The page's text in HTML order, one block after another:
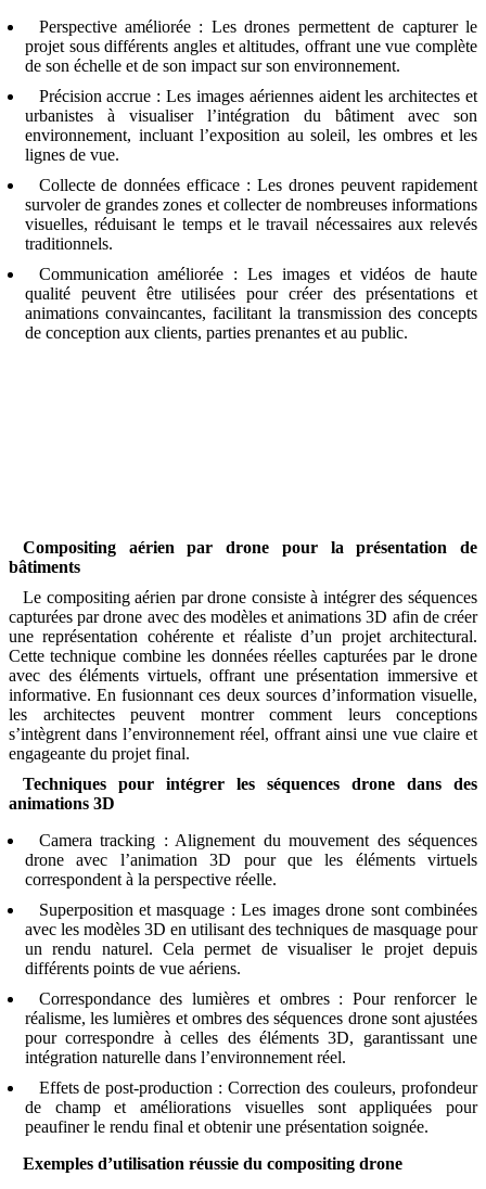
Perspective améliorée : Les drones permettent de capturer le
projet sous différents angles et altitudes, offrant une vue complète
de son échelle et de son impact sur son environnement.
Précision accrue : Les images aériennes aident les architectes et
urbanistes à visualiser l’intégration du bâtiment avec son
environnement, incluant l’exposition au soleil, les ombres et les
lignes de vue.
Collecte de données efficace : Les drones peuvent rapidement
survoler de grandes zones et collecter de nombreuses informations
visuelles, réduisant le temps et le travail nécessaires aux relevés
traditionnels.
Communication améliorée : Les images et vidéos de haute
qualité peuvent être utilisées pour créer des présentations et
animations convaincantes, facilitant la transmission des concepts
de conception aux clients, parties prenantes et au public.
Compositing aérien par drone pour la présentation de
bâtiments
Le compositing aérien par drone consiste à intégrer des séquences
capturées par drone avec des modèles et animations 3D afin de créer
une représentation cohérente et réaliste d’un projet architectural.
Cette technique combine les données réelles capturées par le drone
avec des éléments virtuels, offrant une présentation immersive et
informative. En fusionnant ces deux sources d’information visuelle,
les architectes peuvent montrer comment leurs conceptions
s’intègrent dans l’environnement réel, offrant ainsi une vue claire et
engageante du projet final.
Techniques pour intégrer les séquences drone dans des
animations 3D
Camera tracking : Alignement du mouvement des séquences
drone avec l’animation 3D pour que les éléments virtuels
correspondent à la perspective réelle.
Superposition et masquage : Les images drone sont combinées
avec les modèles 3D en utilisant des techniques de masquage pour
un rendu naturel. Cela permet de visualiser le projet depuis
différents points de vue aériens.
Correspondance des lumières et ombres : Pour renforcer le
réalisme, les lumières et ombres des séquences drone sont ajustées
pour correspondre à celles des éléments 3D, garantissant une
intégration naturelle dans l’environnement réel.
Effets de post-production : Correction des couleurs, profondeur
de champ et améliorations visuelles sont appliquées pour
peaufiner le rendu final et obtenir une présentation soignée.
Exemples d’utilisation réussie du compositing drone